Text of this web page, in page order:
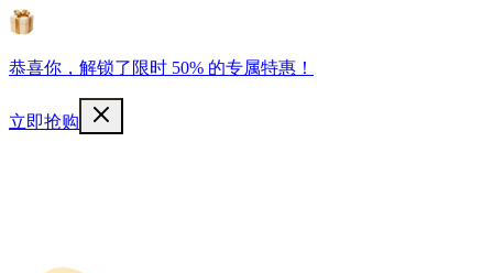
恭喜你，解锁了限时 50% 的专属特惠！
立即抢购